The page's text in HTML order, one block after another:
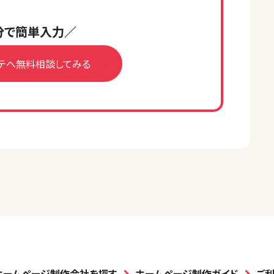
簡単入力／
へ無料相談してみる